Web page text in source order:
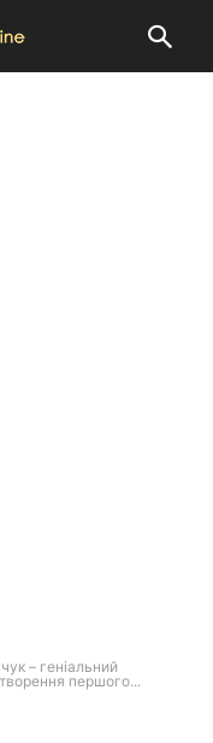
– геніальний
першого...